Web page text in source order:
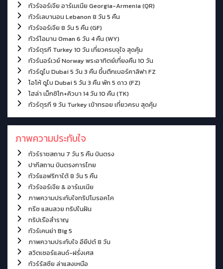
ทัวร์จอร์เจีย อาร์เมเนีย Georgia-Armenia (QR)
ทัวร์เลบานอน Lebanon 8 วัน 5 คืน
ทัวร์จอร์เจีย 8 วัน 5 คืน (GF)
ทัวร์โอมาน Oman 6 วัน 4 คืน (WY)
ทัวร์ตุรกี Turkey 10 วัน เที่ยวครบจุใจ สุดคุ้ม
ทัวร์นอร์เวย์ Norway พระอาทิตย์เที่ยงคืน 10 วัน
ทัวร์ดูไบ Dubai 5 วัน 3 คืน ขึ้นตึกเบอร์คาลิฟา FZ
โอโห้ ดูไบ Dubai 5 วัน 3 คืน พัก 5 ดาว (FZ)
โฮล่า เม็กซิโก+คิวบา 14 วัน 10 คืน (TK)
ทัวร์ตุรกี 9 วัน Turkey เข้าทรอย เที่ยวครบ สุดคุ้ม
ภาพความประทับใจ
ทัวร์ราชสถาน 7 วัน 5 คืน บินตรง
ปากีสถาน บินตรงการไทย
ทัวร์แอฟริกาใต้ 8 วัน 5 คืน
ทัวร์จอร์เจีย & อาร์เมเนีย
ภาพความประทับใจทริปโมรอคโค
กรีซ แสนสวย ทริปในฝัน
ทริปเรือสำราญ
ทัวร์เคนย่า Big 5
ภาพความประทับใจ อียีปต์ 8 วัน
สวิตเซอร์แลนด์-ฝรั่งเศส
ทัวร์รัสซีย ล่าแสงเหนือ